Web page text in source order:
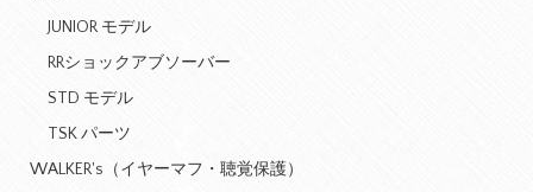
JUNIOR モデル
RRショックアブソーバー
STD モデル
TSK パーツ
WALKER's（イヤーマフ・聴覚保護）